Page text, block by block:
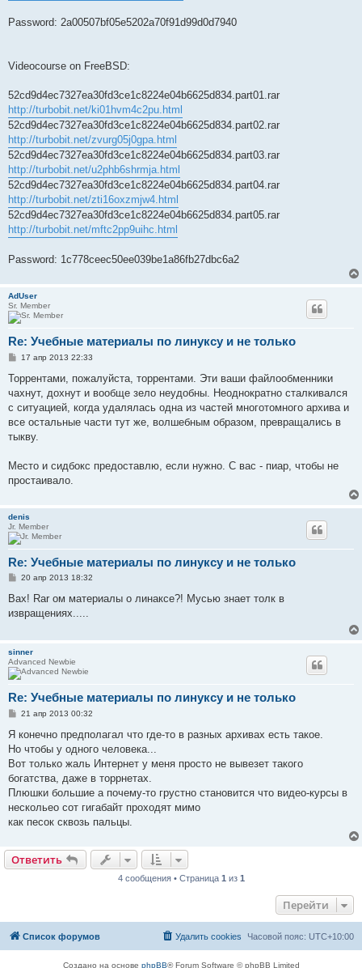
Password: 2a00507bf05e5202a70f91d99d0d7940
Videocourse on FreeBSD:
52cd9d4ec7327ea30fd3ce1c8224e04b6625d834.part01.rar
http://turbobit.net/ki01hvm4c2pu.html
52cd9d4ec7327ea30fd3ce1c8224e04b6625d834.part02.rar
http://turbobit.net/zvurg05j0gpa.html
52cd9d4ec7327ea30fd3ce1c8224e04b6625d834.part03.rar
http://turbobit.net/u2phb6shrmja.html
52cd9d4ec7327ea30fd3ce1c8224e04b6625d834.part04.rar
http://turbobit.net/zti16oxzmjw4.html
52cd9d4ec7327ea30fd3ce1c8224e04b6625d834.part05.rar
http://turbobit.net/mftc2pp9uihc.html
Password: 1c778ceec50ee039be1a86fb27dbc6a2
AdUser
Sr. Member
Re: Учебные материалы по линуксу и не только
С
о
б
щ
е
и
е
17 апр 2013 22:33
Торрентами, пожалуйста, торрентами. Эти ваши файлообменники
чахнут, дохнут и вообще зело неудобны. Неоднократно сталкивался
с ситуацией, когда удалялась одна из частей многотомного архива и
все остальные части тут же, волшебным образом, превращались в
тыкву.
Место и сидбокс предоставлю, если нужно. С вас - пиар, чтобы не
простаивало.
denis
Jr. Member
Re: Учебные материалы по линуксу и не только
С
о
щ
е
20 апр 2013 18:32
Вах! Rar ом материалы о линаксе?! Мусью знает толк в
извращениях.....
sinner
Advanced Newbie
Re: Учебные материалы по линуксу и не только
С
о
щ
е
и
е
21 апр 2013 00:32
Я конечно предполагал что где-то в разных архивах есть такое.
Но чтобы у одного человека...
Вот только жаль Интернет у меня просто не вывезет такого
богатства, даже в торрнетах.
Плюшки большие а почему-то грустно становится что видео-курсы в
нескольео сот гигабайт проходят мимо
как песок сквозь пальцы.
Ответить
4 сообщения • Страница 1 из 1
Перейти
Список форумов Часовой пояс: UTC+10:00
Удалить cookies
Создано на основе phpBB® Forum Software © phpBB Limited